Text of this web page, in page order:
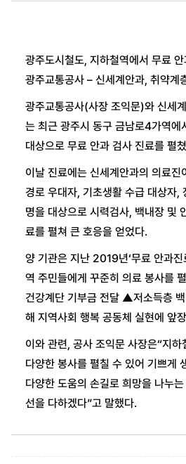
광주도시철도, 지하철역에서 무료 안
광주교통공사 – 신세계안과, 취약계
광주교통공사(사장 조익문)와 신세
는 최근 광주시 동구 금남로4가역에
대상으로 무료 안과 검사 진료를 펼
이날 진료에는 신세계안과의 의료진
경로 우대자, 기초생활 수급 대상자,
명을 대상으로 시력검사, 백내장 및
료를 펼쳐 큰 호응을 얻었다.
양 기관은 지난 2019년‘무료 안과진
역 주민들에게 꾸준히 의료 봉사를
건강계단 기부금 전달 ▲저소득층
해 지역사회 행복 공동체 실현에 앞
이와 관련, 공사 조익문 사장은“지
다양한 봉사를 펼칠 수 있어 기쁘게
다양한 도움의 손길로 희망을 나누
선을 다하겠다”고 말했다.